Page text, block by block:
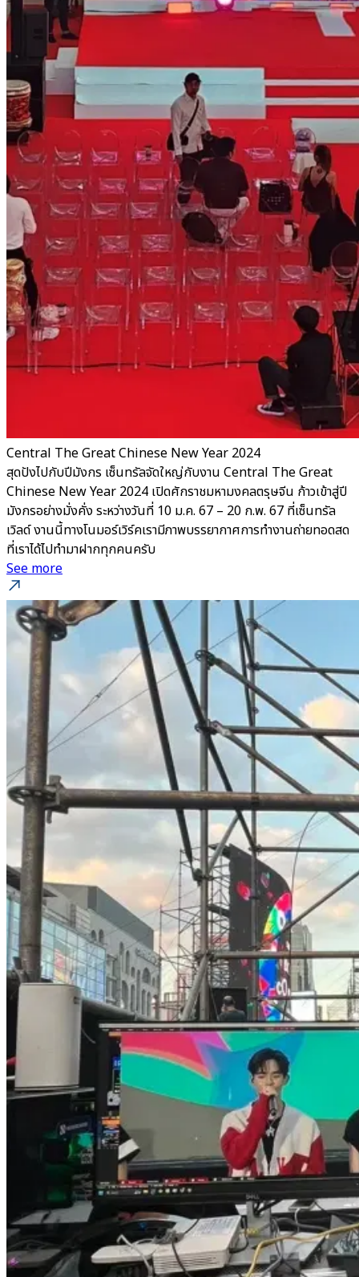
Central The Great Chinese New Year 2024
สุดปังไปกับปีมังกร เซ็นทรัลจัดใหญ่กับงาน Central The Great
Chinese New Year 2024 เปิดศักราชมหามงคลตรุษจีน ก้าวเข้าสู่ปี
มังกรอย่างมั่งคั่ง ระหว่างวันที่ 10 ม.ค. 67 – 20 ก.พ. 67 ที่เซ็นทรัล
เวิลด์ งานนี้ทางโนมอร์เวิร์คเรามีภาพบรรยากาศการทำงานถ่ายทอดสด
ที่เราได้ไปทำมาฝากทุกคนครับ
See more